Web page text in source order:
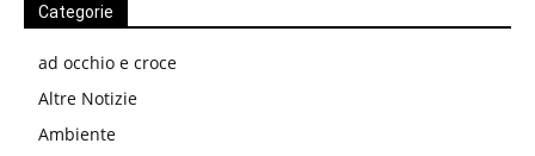
Categorie
ad occhio e croce
Altre Notizie
Ambiente